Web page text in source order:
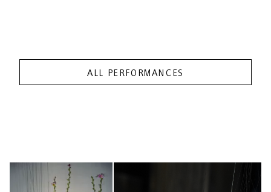
ALL PERFORMANCES